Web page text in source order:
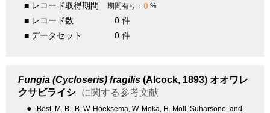
■ レコード取得期間 期間有り： 0 %
■ レコード数
0 件
■ データセット
0 件
Fungia (Cycloseris) fragilis (Alcock, 1893) オオワレ
クサビライシ に関する参考文献
●
Best, M. B., B. W. Hoeksema, W. Moka, H. Moll, Suharsono, and